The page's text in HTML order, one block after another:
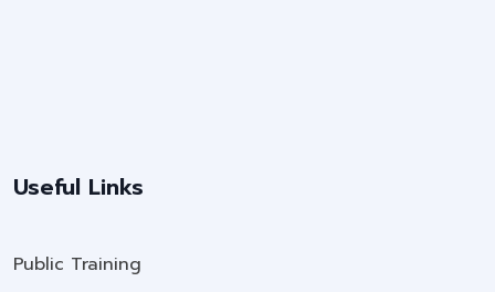
Useful Links
Public Training